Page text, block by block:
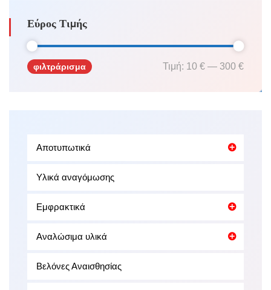
Εύρος Τιμής
Ελάχιστη
Μέγιστη
φιλτράρισμα Τιμή: 10 € — 300 €
Αποτυπωτικά
Υλικά αναγόμωσης
Εμφρακτικά
Αναλώσιμα υλικά
Βελόνες Αναισθησίας